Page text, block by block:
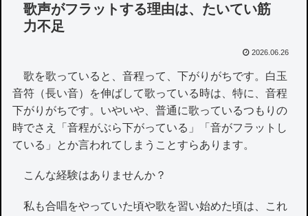
歌声がフラットする理由は、たいてい筋
力不足
2026.06.26
歌を歌っていると、音程って、下がりがちです。白玉
音符（長い音）を伸ばして歌っている時は、特に、音程
下がりがちです。いやいや、普通に歌っているつもりの
時でさえ「音程がぶら下がっている」「音がフラットし
ている」とか言われてしまうことすらあります。
こんな経験はありませんか？
私も合唱をやっていた頃や歌を習い始めた頃は、これ